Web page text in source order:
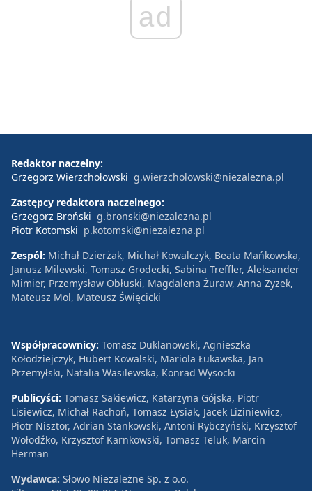
ad
Redaktor naczelny:
Grzegorz Wierzchołowski g.wierzcholowski@niezalezna.pl
Zastępcy redaktora naczelnego:
Grzegorz Broński g.bronski@niezalezna.pl
Piotr Kotomski p.kotomski@niezalezna.pl
Zespół: Michał Dzierżak, Michał Kowalczyk, Beata Mańkowska,
Janusz Milewski, Tomasz Grodecki, Sabina Treffler, Aleksander
Mimier, Przemysław Obłuski, Magdalena Żuraw, Anna Zyzek,
Mateusz Mol, Mateusz Święcicki
Współpracownicy: Tomasz Duklanowski, Agnieszka
Kołodziejczyk, Hubert Kowalski, Mariola Łukawska, Jan
Przemyłski, Natalia Wasilewska, Konrad Wysocki
Publicyści: Tomasz Sakiewicz, Katarzyna Gójska, Piotr
Lisiewicz, Michał Rachoń, Tomasz Łysiak, Jacek Liziniewicz,
Piotr Nisztor, Adrian Stankowski, Antoni Rybczyński, Krzysztof
Wołodźko, Krzysztof Karnkowski, Tomasz Teluk, Marcin
Herman
Wydawca: Słowo Niezależne Sp. z o.o.